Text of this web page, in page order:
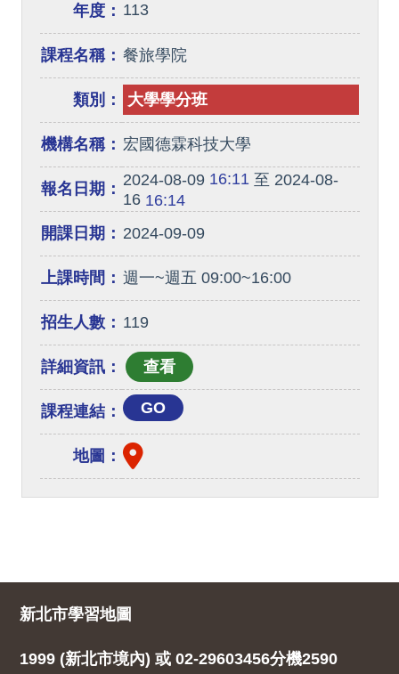
年度： 113
課程名稱： 餐旅學院
類別： 大學學分班
機構名稱： 宏國德霖科技大學
報名日期： 2024-08-0916:11至 2024-08-
1616:14
開課日期： 2024-09-09
上課時間： 週一~週五 09:00~16:00
招生人數： 119
詳細資訊：
課程連結： GO
地圖：
新北市學習地圖
1999 (新北市境內) 或 02-29603456分機2590